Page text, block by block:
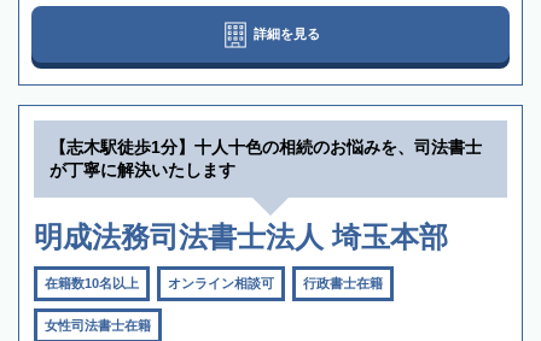
詳細を見る
【志木駅徒歩1分】十人十色の相続のお悩みを、司法書士
が丁寧に解決いたします
明成法務司法書士法人 埼玉本部
在籍数10名以上 オンライン相談可 行政書士在籍
女性司法書士在籍